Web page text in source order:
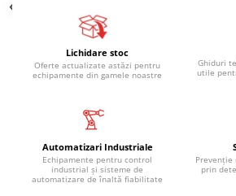
Automatizări industriale
Automate programabile (PLC)
Relee inteligente (LOGO)
Surse de tensiune
Switch-uri si comunicatii
Convertizoare frecvenţă
Lichidare stoc
Oferte actualizate astăzi pentru
echipamente din gamele noastre
Ghiduri
utile
Automatizari Industriale
Echipamente pentru control
industrial și sisteme de
automatizare de înaltă fiabilitate
prin